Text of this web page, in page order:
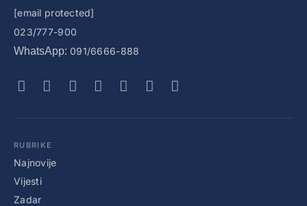
[email protected]
023/777-900
WhatsApp: 091/6666-888
RUBRIKE
Najnovije
Vijesti
Zadar